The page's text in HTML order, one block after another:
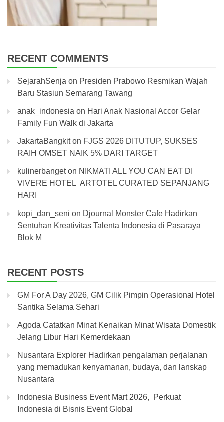
RECENT COMMENTS
SejarahSenja on Presiden Prabowo Resmikan Wajah
Baru Stasiun Semarang Tawang
anak_indonesia on Hari Anak Nasional Accor Gelar
Family Fun Walk di Jakarta
JakartaBangkiton FJGS 2026 DITUTUP, SUKSES
RAIH OMSET NAIK 5% DARI TARGET
kulinerbangeton NIKMATI ALL YOU CAN EAT DI
VIVERE HOTEL ARTOTEL CURATED SEPANJANG
HARI
kopi_dan_seni on Djournal Monster Cafe Hadirkan
Sentuhan Kreativitas Talenta Indonesia di Pasaraya
Blok M
RECENT POSTS
GM For A Day 2026, GM Cilik Pimpin Operasional Hotel
Santika Selama Sehari
Agoda Catatkan Minat Kenaikan Minat Wisata Domestik
Jelang Libur Hari Kemerdekaan
Nusantara Explorer Hadirkan pengalaman perjalanan
yang memadukan kenyamanan, budaya, dan lanskap
Nusantara
Indonesia Business Event Mart 2026, Perkuat
Indonesia di Bisnis Event Global